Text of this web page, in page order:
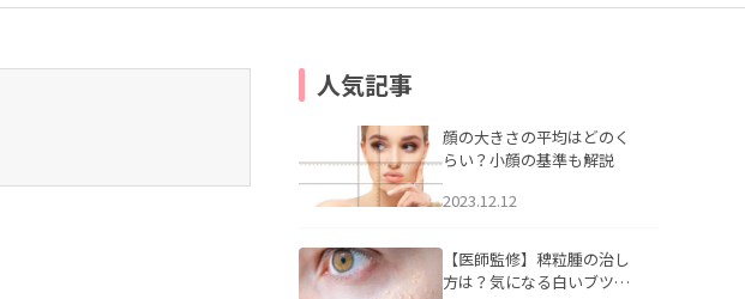
人気記事
顔の大きさの平均はどのく
らい？小顔の基準も解説
2023.12.12
【医師監修】稗粒腫の治し
方は？気になる白いブツブ